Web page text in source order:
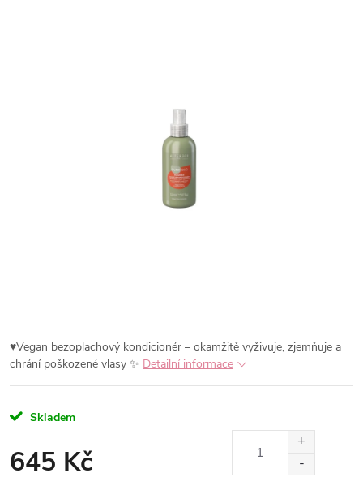
♥Vegan bezoplachový kondicionér – okamžitě vyživuje, zjemňuje a
chrání poškozené vlasy ✨ Detailní informace
Skladem
645 Kč